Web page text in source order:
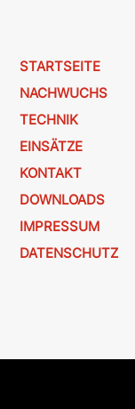
STARTSEITE
NACHWUCHS
TECHNIK
EINSÄTZE
KONTAKT
DOWNLOADS
IMPRESSUM
DATENSCHUTZ